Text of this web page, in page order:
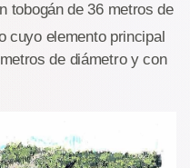
tobogán de 36 metros de
cuyo elemento principal
de diámetro y con